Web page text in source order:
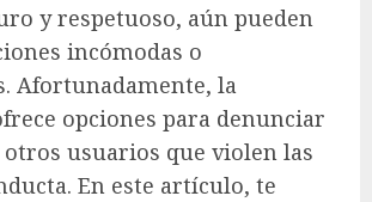
y respetuoso, aún pueden
incómodas o
Afortunadamente, la
opciones para denunciar
usuarios que violen las
En este artículo, te